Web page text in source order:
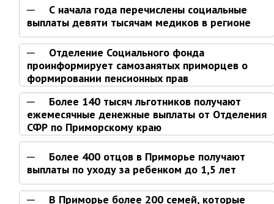
ИНФОРМАЦИЯ О ПРОВЕРКАХ
Планы проверок
Информация о проверках в рамках
муниципального контроля
Муниципальный контроль
Муниципальный жилищный
контроль
Муниципальный контроль на
автомобильном транспорте,
городском наземном
электрическом транспорте и в
дорожном хозяйстве
С начала года перечислены социальные
выплаты девяти тысячам медиков в регионе
Отделение Социального фонда
проинформирует самозанятых приморцев о
формировании пенсионных прав
Более 140 тысяч льготников получают
ежемесячные денежные выплаты от Отделения
СФР по Приморскому краю
Более 400 отцов в Приморье получают
выплаты по уходу за ребенком до 1,5 лет
В Приморье более 200 семей, которые